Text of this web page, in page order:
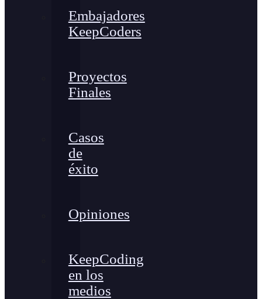
Embajadores
KeepCoders
Proyectos
Finales
Casos
de
éxito
Opiniones
KeepCoding
en los
medios